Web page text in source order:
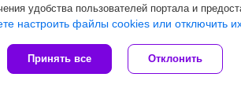
удобства пользователей портала и
настроить файлы cookies или отключить
Принять все Отклонить
Select Language ▼